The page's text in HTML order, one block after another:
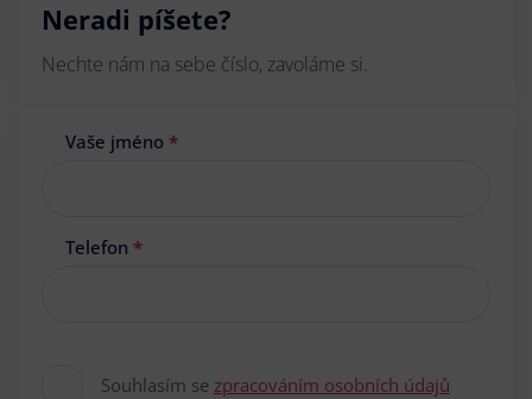
Neradi píšete?
Nechte nám na sebe číslo, zavoláme si.
Vaše jméno *
Telefon *
Souhlasím se zpracováním osobních údajů